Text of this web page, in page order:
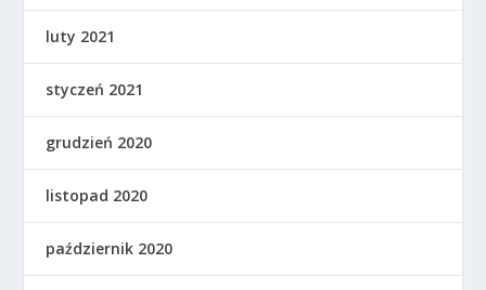
luty 2021
styczeń 2021
grudzień 2020
listopad 2020
październik 2020